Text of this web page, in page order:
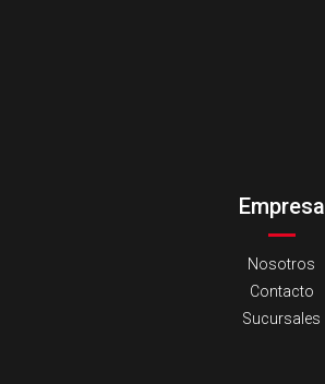
Empresa
Nosotros
Contacto
Sucursales